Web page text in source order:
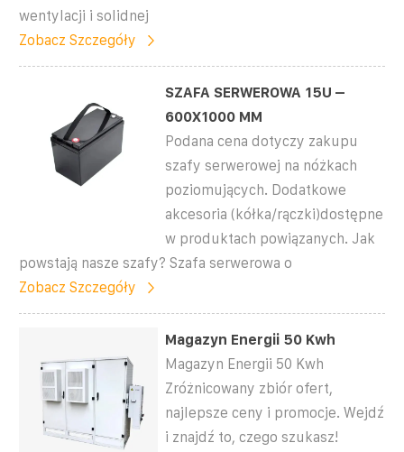
wentylacji i solidnej
Zobacz Szczegóły
SZAFA SERWEROWA 15U –
600X1000 MM
Podana cena dotyczy zakupu
szafy serwerowej na nóżkach
poziomujących. Dodatkowe
akcesoria (kółka/rączki)dostępne
w produktach powiązanych. Jak
powstają nasze szafy? Szafa serwerowa o
Zobacz Szczegóły
Magazyn Energii 50 Kwh
Magazyn Energii 50 Kwh
Zróżnicowany zbiór ofert,
najlepsze ceny i promocje. Wejdź
i znajdź to, czego szukasz!